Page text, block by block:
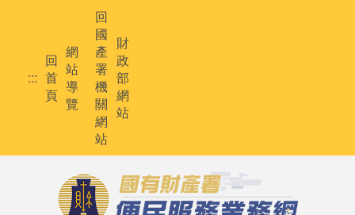
:::
回
首
頁
網
站
導
覽
回
國
產
署
機
關
網
站
財
政
部
網
站